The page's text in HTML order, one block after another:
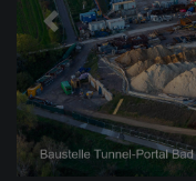
Previous